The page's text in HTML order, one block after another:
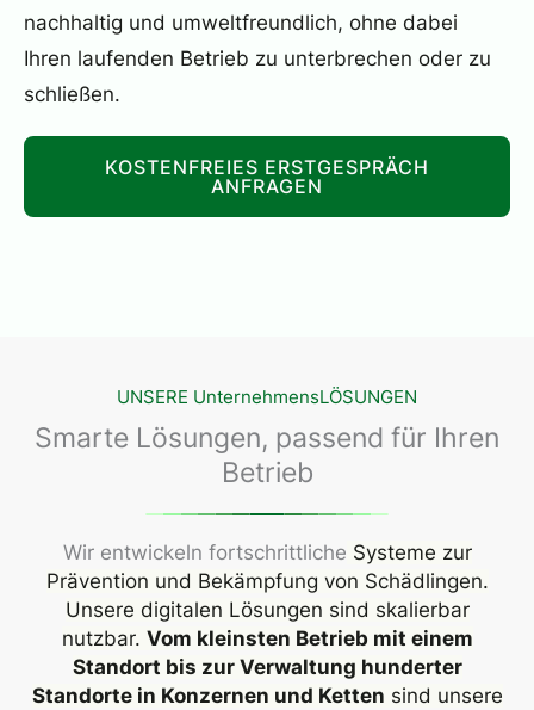
nachhaltig und umweltfreundlich, ohne dabei
Ihren laufenden Betrieb zu unterbrechen oder zu
schließen.
KOSTENFREIES ERSTGESPRÄCH
ANFRAGEN
UNSERE UnternehmensLÖSUNGEN
Smarte Lösungen, passend für Ihren
Betrieb
Wir entwickeln fortschrittliche Systeme zur
Prävention und Bekämpfung von Schädlingen.
Unsere digitalen Lösungen sind skalierbar
nutzbar. Vom kleinsten Betrieb mit einem
Standort bis zur Verwaltung hunderter
Standorte in Konzernen und Ketten sind unsere